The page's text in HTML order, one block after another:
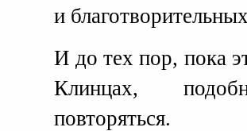
и
И до тех пор, пока
Клинцах,
повторяться.